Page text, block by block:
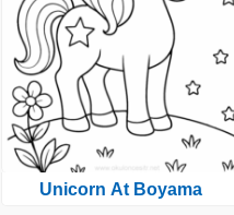
Unicorn At Boyama